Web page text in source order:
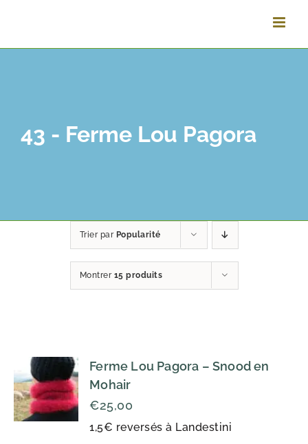
contenu
43 - Ferme Lou Pagora
Trier par Popularité
Montrer 15 produits
Ferme Lou Pagora – Snood en
Mohair
1,5€ reversés à Landestini
€25,00